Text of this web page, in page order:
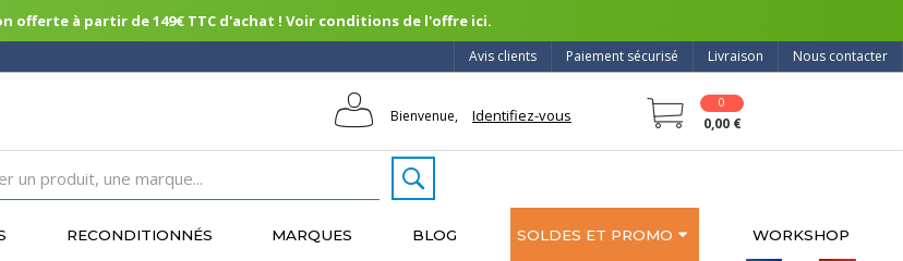
offerte à partir de 149€ TTC d'achat ! Voir conditions de l'offre ici.
Nous contacter
Livraison
Paiement sécurisé
Avis clients
Bienvenue, Identifiez-vous
0
0,00 €
RECONDITIONNÉS MARQUES BLOG SOLDES ET PROMO WORKSHOP